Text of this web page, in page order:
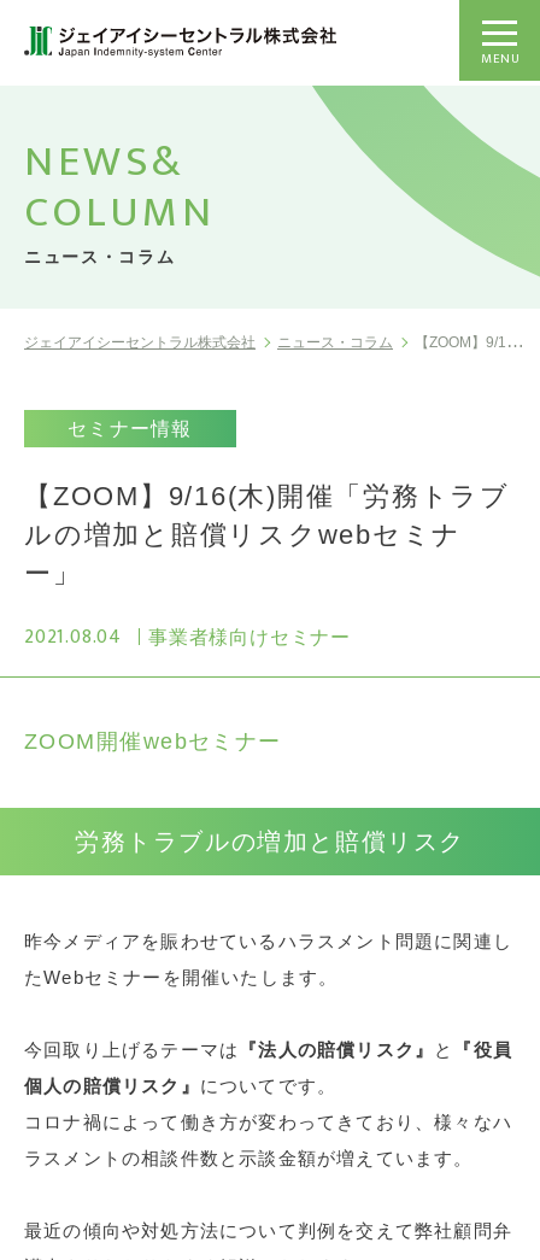
MENU
NEWS&
COLUMN
ニュース・コラム
ジェイアイシーセントラル株式会社 ニュース・コラム 【ZOOM】9/16(木)開催「労務トラ...
セミナー情報
【ZOOM】9/16(木)開催「労務トラブ
ルの増加と賠償リスクwebセミナ
ー」
2021.08.04 事業者様向けセミナー
ZOOM開催webセミナー
労務トラブルの増加と賠償リスク
昨今メディアを賑わせているハラスメント問題に関連し
たWebセミナーを開催いたします。
今回取り上げるテーマは 『法人の賠償リスク』 と
『役員
個人の賠償リスク』 についてです。
コロナ禍によって働き方が変わってきており、様々なハ
ラスメントの相談件数と示談金額が増えています。
最近の傾向や対処方法について判例を交えて弊社顧問弁